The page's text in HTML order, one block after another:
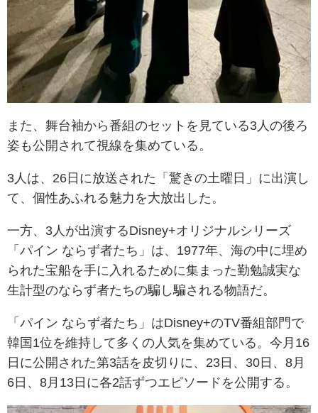
また、舞台袖から番組のセットを見ている3人の後ろ
姿も公開されて視線を集めている。
3人は、26日に放送された「驚きの土曜日」に出演し
て、個性あふれる魅力を大放出した。
一方、3人が出演するDisney+オリジナルシリーズ
「パイン ならず者たち」は、1977年、海の中に埋め
られた宝船を手に入れるために集まった勤勉誠実な
生計型のならず者たちの騙し騙される物語だ。
「パイン ならず者たち」はDisney+のTV番組部門で
韓国1位を維持して多くの人気を集めている。今月16
日に公開された第3話を皮切りに、23日、30日、8月
6日、8月13日に各2話ずつエピソードを公開する。